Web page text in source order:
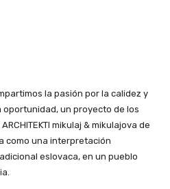
la pasión por la calidez y
oportunidad, un proyecto de los
mikulaj & mikulajova de
como una interpretación
eslovaca, en un pueblo